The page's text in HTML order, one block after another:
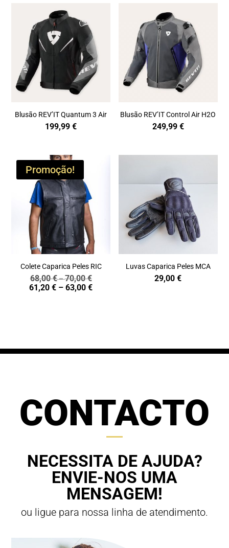
Blusão REV’IT Quantum 3 Air
199,99€
Blusão REV’IT Control Air H2O
249,99 €
Promoção!
Colete Caparica Peles RIC
68,00€–70,00€Price
range:
61,20€ – 63,00€Price
Luvas Caparica Peles MCA
29,00€
CONTACTO
NECESSITA DE AJUDA?
ENVIE-NOS UMA
MENSAGEM!
ou ligue para nossa linha de atendimento.